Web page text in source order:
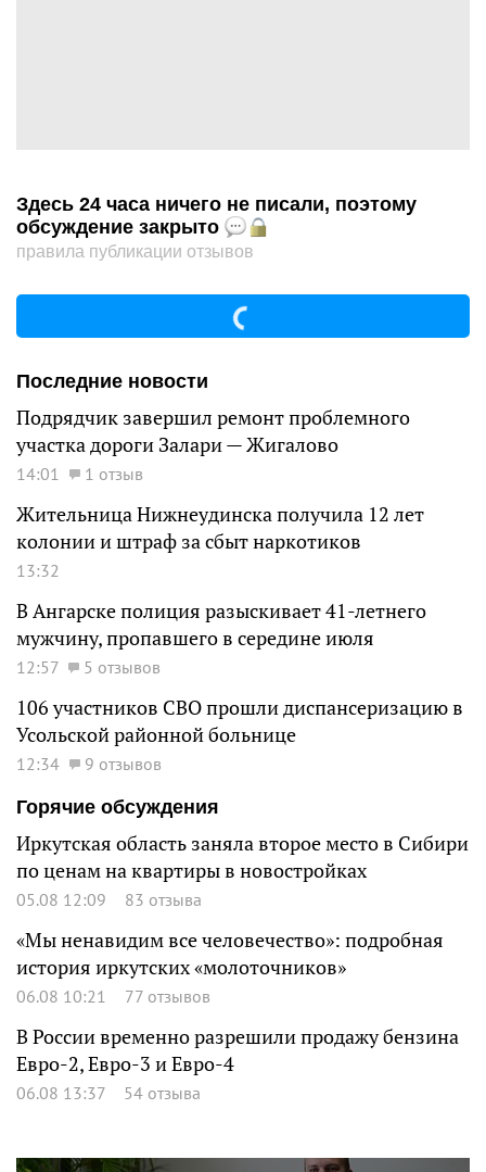
Здесь 24 часа ничего не писали, поэтому
обсуждение закрыто
правила публикации отзывов
Последние новости
Подрядчик завершил ремонт проблемного
участка дороги Залари — Жигалово
14:01 1 отзыв
Жительница Нижнеудинска получила 12 лет
колонии и штраф за сбыт наркотиков
13:32
В Ангарске полиция разыскивает 41-летнего
мужчину, пропавшего в середине июля
12:57 5 отзывов
106 участников СВО прошли диспансеризацию в
Усольской районной больнице
12:34
9 отзывов
Горячие обсуждения
Иркутская область заняла второе место в Сибири
по ценам на квартиры в новостройках
05.08 12:09 83 отзыва
«Мы ненавидим все человечество»: подробная
история иркутских «молоточников»
06.08 10:21 77 отзывов
В России временно разрешили продажу бензина
Евро-2, Евро-3 и Евро-4
06.08 13:37 54 отзыва